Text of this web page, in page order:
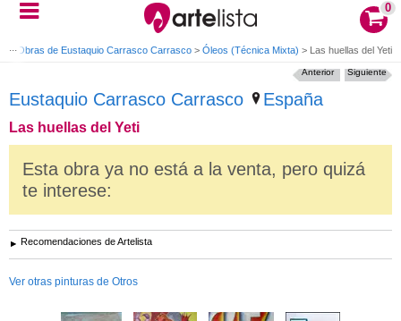
0
> Obras de Eustaquio Carrasco Carrasco > Óleos (Técnica Mixta) > Las huellas del Yeti
Eustaquio Carrasco Carrasco España
Las huellas del Yeti
Siguiente
Anterior
Esta obra ya no está a la venta, pero quizá
te interese:
Recomendaciones de Artelista
Ver otras pinturas de Otros